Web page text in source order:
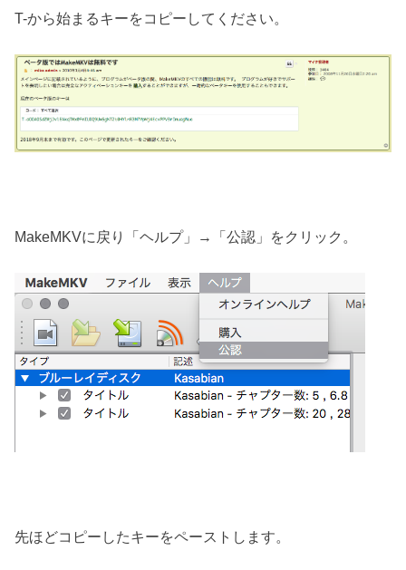
T-から始まるキーをコピーしてください。
MakeMKVに戻り「ヘルプ」→「公認」をクリック。
先ほどコピーしたキーをペーストします。